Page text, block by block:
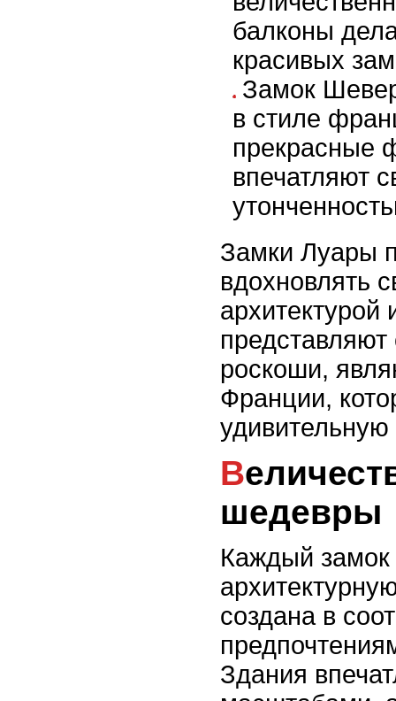
балконы
красивых
Замок
в стиле
прекрасные
впечатляют
Замки Луары
вдохновлять
архитектурой
роскоши,
Франции,
Величественные архитектурные
шедевры
Каждый
создана в
Здания